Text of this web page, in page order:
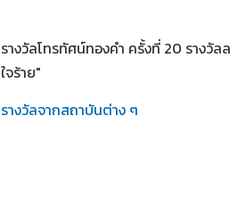
รางวัลโทรทัศน์ทองคำ ครั้งที่ 20 รางวัล
ใจร้าย"
รางวัลจากสถาบันต่าง ๆ